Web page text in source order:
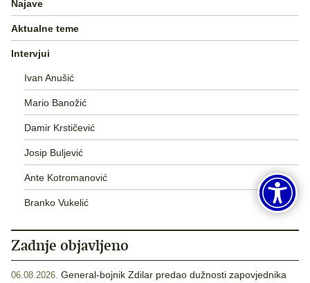
Najave
Aktualne teme
Intervjui
Ivan Anušić
Mario Banožić
Damir Krstičević
Josip Buljević
Ante Kotromanović
Branko Vukelić
Zadnje objavljeno
06.08.2026. General-bojnik Zdilar predao dužnosti zapovjednika